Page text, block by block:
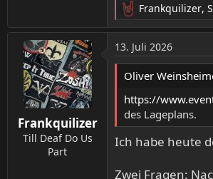
R
e
a
k
t
o
e
n
:
Frankquilizer,
Frankquilizer
Till Deaf Do Us
Part
13. Juli 2026
Oliver
https://
des Lageplans.
Ich habe heute
Zwei Fragen: